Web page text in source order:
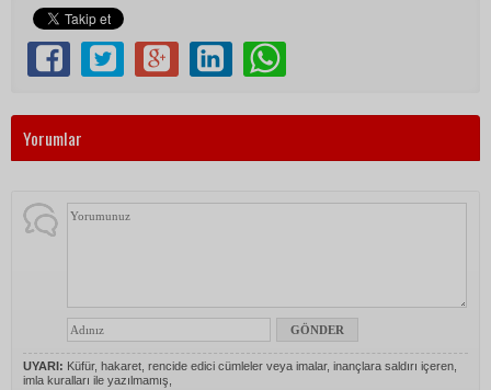
Yorumlar
UYARI: Küfür, hakaret, rencide edici cümleler veya imalar, inançlara saldırı içeren,
imla kuralları ile yazılmamış,